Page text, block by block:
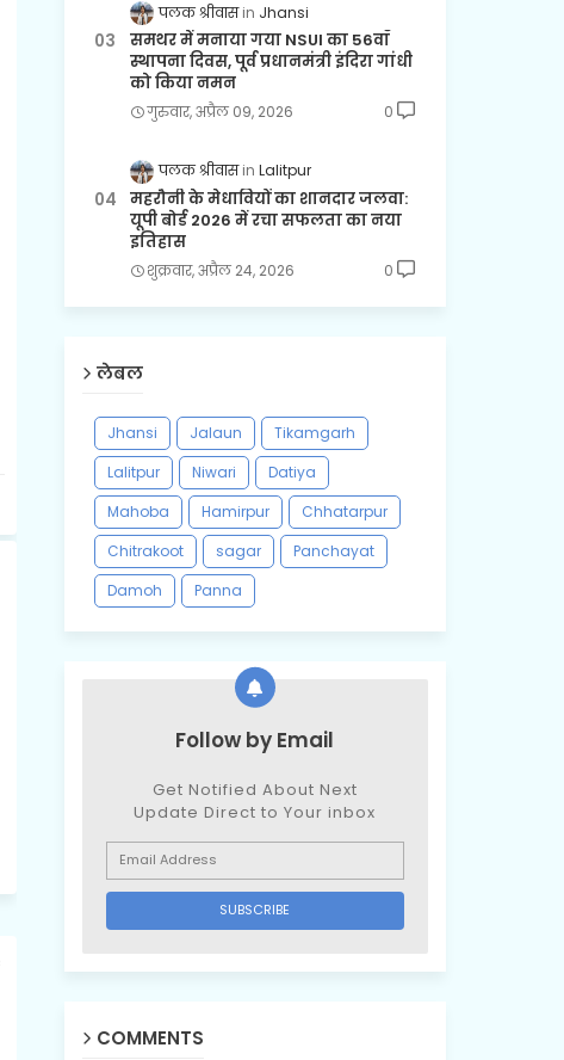
पलक श्रीवास Jhansi
समथर में मनाया गया NSUI का 56वाँ
स्थापना दिवस, पूर्व प्रधानमंत्री इंदिरा गांधी
को किया नमन
गुरुवार, अप्रैल 09, 2026 0
पलक श्रीवास Lalitpur
महरौनी के मेधावियों का शानदार जलवा:
यूपी बोर्ड 2026 में रचा सफलता का नया
इतिहास
शुक्रवार, अप्रैल 24, 2026 0
लेबल
Jhansi Jalaun
Tikamgarh
Lalitpur
Niwari
Datiya
Mahoba
Hamirpur
Chhatarpur
Chitrakoot
sagar
Panchayat
Damoh
Panna
Follow by Email
Get Notified About Next
Update Direct to Your inbox
COMMENTS